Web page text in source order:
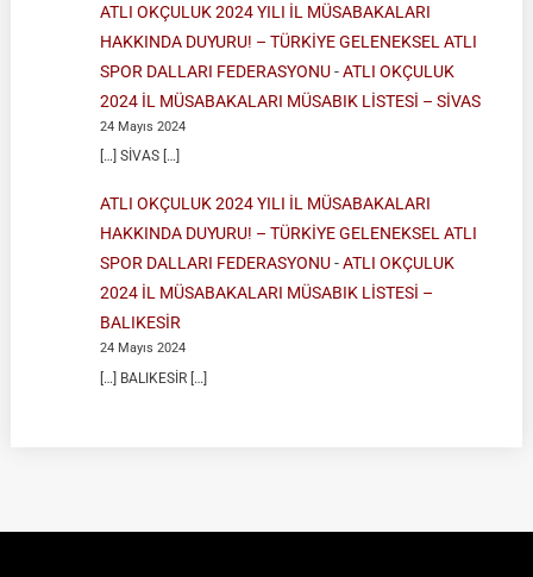
ATLI OKÇULUK 2024 YILI İL MÜSABAKALARI
HAKKINDA DUYURU! – TÜRKİYE GELENEKSEL ATLI
SPOR DALLARI FEDERASYONU-ATLI OKÇULUK
2024 İL MÜSABAKALARI MÜSABIK LİSTESİ – SİVAS
24 Mayıs 2024
[…] SİVAS […]
ATLI OKÇULUK 2024 YILI İL MÜSABAKALARI
HAKKINDA DUYURU! – TÜRKİYE GELENEKSEL ATLI
SPOR DALLARI FEDERASYONU-ATLI OKÇULUK
2024 İL MÜSABAKALARI MÜSABIK LİSTESİ –
BALIKESİR
24 Mayıs 2024
[…] BALIKESİR […]